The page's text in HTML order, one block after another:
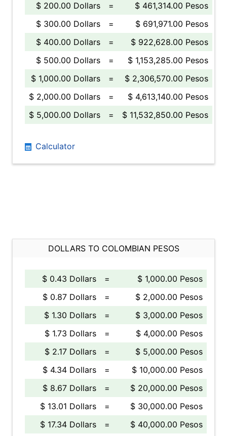
$ 200.00 Dollars
=
$ 461,314.00 Pesos
$ 300.00 Dollars
=
$ 691,971.00 Pesos
$ 400.00 Dollars
=
$ 922,628.00 Pesos
$ 500.00 Dollars
=
$ 1,153,285.00 Pesos
$ 1,000.00 Dollars
=
$ 2,306,570.00 Pesos
$ 2,000.00 Dollars
=
$ 4,613,140.00 Pesos
$ 5,000.00 Dollars
= $ 11,532,850.00 Pesos
Calculator
DOLLARS TO COLOMBIAN PESOS
$ 0.43 Dollars =
$ 1,000.00 Pesos
$ 0.87 Dollars
=
$ 2,000.00 Pesos
$ 1.30 Dollars
=
$ 3,000.00 Pesos
$ 1.73 Dollars
=
$ 4,000.00 Pesos
$ 2.17 Dollars
=
$ 5,000.00 Pesos
$ 4.34 Dollars
=
$ 10,000.00 Pesos
$ 8.67 Dollars
=
$ 20,000.00 Pesos
$ 13.01 Dollars
=
$ 30,000.00 Pesos
$ 17.34 Dollars
= $ 40,000.00 Pesos